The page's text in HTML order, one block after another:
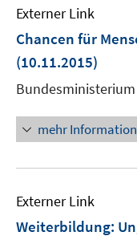
Externer Link
Chancen für
(10.11.2015)
mehr
Externer Link
Weiterbildung: